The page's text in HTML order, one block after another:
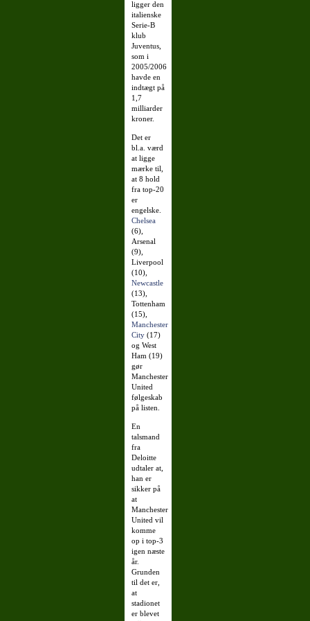
ligger den
italienske
Serie-B
klub
Juventus,
som i
2005/2006
havde en
indtægt på
1,7
milliarder
kroner.
Det er
bl.a. værd
at ligge
mærke til,
at 8 hold
fra top-20
er
engelske.
Chelsea
(6),
Arsenal
(9),
Liverpool
(10),
Newcastle
(13),
Tottenham
(15),
Manchester
City (17)
og West
Ham (19)
gør
Manchester
United
følgeskab
på listen.
En
talsmand
fra
Deloitte
udtaler at,
han er
sikker på
at
Manchester
United vil
komme
op i top-3
igen næste
år.
Grunden
til det er,
at
stadionet
er blevet